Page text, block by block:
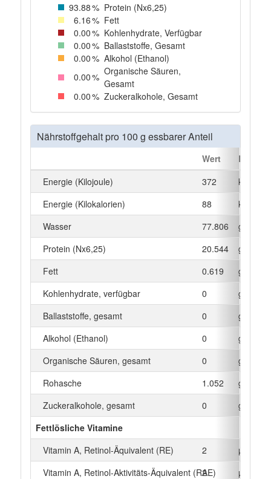
93.88% Protein (Nx6,25)
6.16% Fett
0.00% Kohlenhydrate, Verfügbar
0.00% Ballaststoffe, Gesamt
0.00% Alkohol (Ethanol)
0.00% Organische Säuren,
Gesamt
0.00% Zuckeralkohole, Gesamt
Nährstoffgehalt pro 100 g essbarer Anteil
Wert
Einheit
Energie (Kilojoule)
372
kJ
Energie (Kilokalorien)
88
kcal
Wasser
77.806
g
Protein (Nx6,25)
20.544
g
Fett
0.619
g
Kohlenhydrate, verfügbar
0
g
Ballaststoffe, gesamt
0
g
Alkohol (Ethanol)
0
g
Organische Säuren, gesamt
0
g
Rohasche
1.052
g
Zuckeralkohole, gesamt
0
g
Fettlösliche Vitamine
Vitamin A, Retinol-Äquivalent (RE)
2
µg
Vitamin A, Retinol-Aktivitäts-Äquivalent (RAE)
2
µg